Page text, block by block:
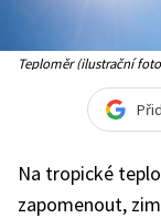
Teploměr (ilustrační
Na tropické
zapomenout,